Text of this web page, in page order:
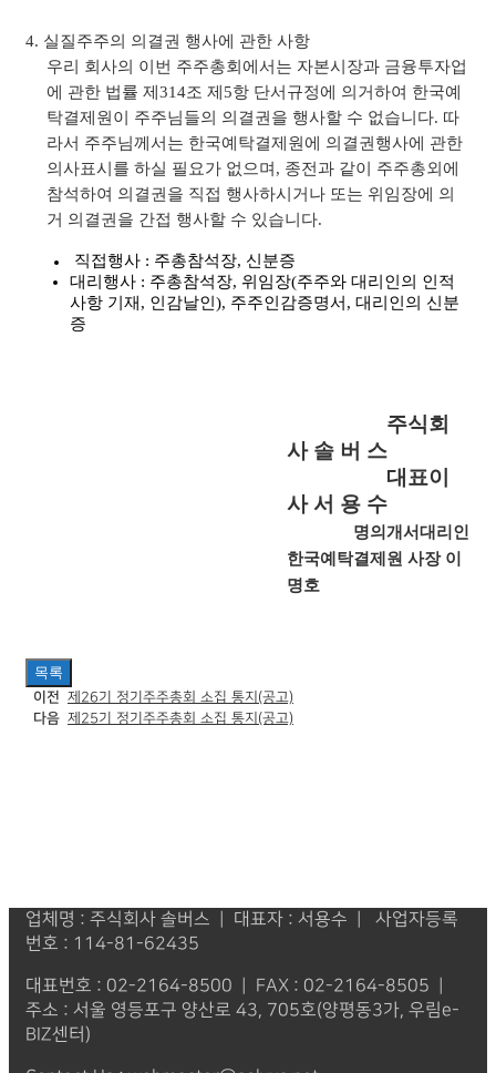
4. 실질주주의 의결권 행사에 관한 사항
우리 회사의 이번 주주총회에서는 자본시장과 금융투자업
에 관한 법률 제 314조 제 5항 단서규정에 의거하여 한국예
탁결제원이 주주님들의 의결권을 행사할 수 없습니다. 따
라서 주주님께서는 한국예탁결제원에 의결권행사에 관한
의사표시를 하실 필요가 없으며 , 종전과 같이 주주총외에
참석하여 의결권을 직접 행사하시거나 또는 위임장에 의
거 의결권을 간접 행사할 수 있습니다.
직접행사 : 주총참석장, 신분증
대리행사 : 주총참석장, 위임장(주주와 대리인의 인적
사항 기재 , 인감날인 ), 주주인감증명서 , 대리인의 신분
증
주식회
사 솔 버 스
대표이
사 서 용 수
명의개서대리인
한국예탁결제원 사장 이
명호
목록
이전 제26기 정기주주총회 소집 통지(공고)
다음 제25기 정기주주총회 소집 통지(공고)
업체명 : 주식회사 솔버스 | 대표자 : 서용수 | 사업자등록
번호 : 114-81-62435
대표번호 : 02-2164-8500 | FAX : 02-2164-8505 |
주소 : 서울 영등포구 양산로 43, 705호(양평동3가, 우림e-
BIZ센터)